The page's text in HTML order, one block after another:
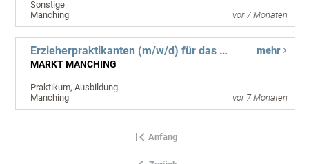
Sonstige
Manching
vor 7 Monaten
Erzieherpraktikanten (m/w/d) für das Sozialpädagogische Einführungsjahr SEJ
MARKT MANCHING
Praktikum, Ausbildung
Manching
mehr
vor 7 Monaten
Anfang